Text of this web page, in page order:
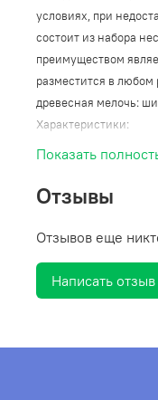
условиях, при
состоит из набора
преимуществом
разместится в
древесная мелочь:
Характеристики:
Материал: Нерж. сталь
Размер: 154 х 154 х 150
Показать
Отзывы
Отзывов еще
Написать отзыв